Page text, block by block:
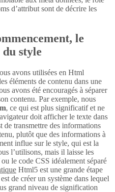
d’attribut sont de décrire les
le
style
avons utilisées en Html
éléments de contenu dans une
avons été encouragés à séparer
contenu. Par exemple, nous
, ce qui est plus significatif et ne
doit afficher le texte dans
de transmettre des informations
plutôt que des informations à
influe sur le style, qui est la
l’utilisons, mais il laisse les
le code CSS idéalement séparé
Html5 est une grande étape
de créer un système dans lequel
grand niveau de signification